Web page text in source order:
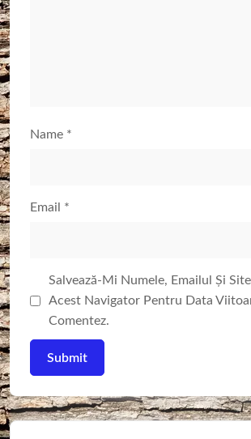
Name *
Email *
Salvează-Mi Numele, Emailul Și
Acest Navigator Pentru Data
Comentez.